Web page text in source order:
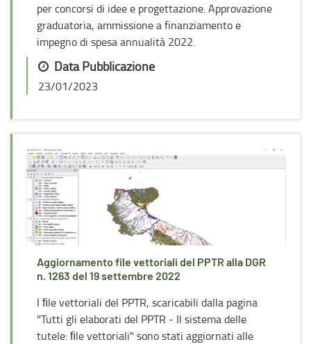
per concorsi di idee e progettazione. Approvazione
graduatoria, ammissione a finanziamento e
impegno di spesa annualità 2022.
Data Pubblicazione
23/01/2023
Aggiornamento file vettoriali del PPTR alla DGR
n. 1263 del 19 settembre 2022
I ﬁle vettoriali del PPTR, scaricabili dalla pagina
"Tutti gli elaborati del PPTR - Il sistema delle
tutele: ﬁle vettoriali" sono stati aggiornati alle